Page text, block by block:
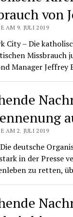
von
AM 9. JULI 2019
City – Die
Missbrauch
Manager Jeffrey
AM 2. JULI 2019
deutsche
in der Presse
zu retten,